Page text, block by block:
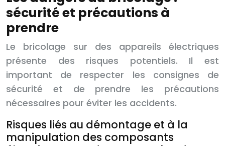
sécurité et précautions à
prendre
Le bricolage sur des appareils électriques
présente des risques potentiels. Il est
important de respecter les consignes de
sécurité et de prendre les précautions
nécessaires pour éviter les accidents.
Risques liés au démontage et à la
manipulation des composants